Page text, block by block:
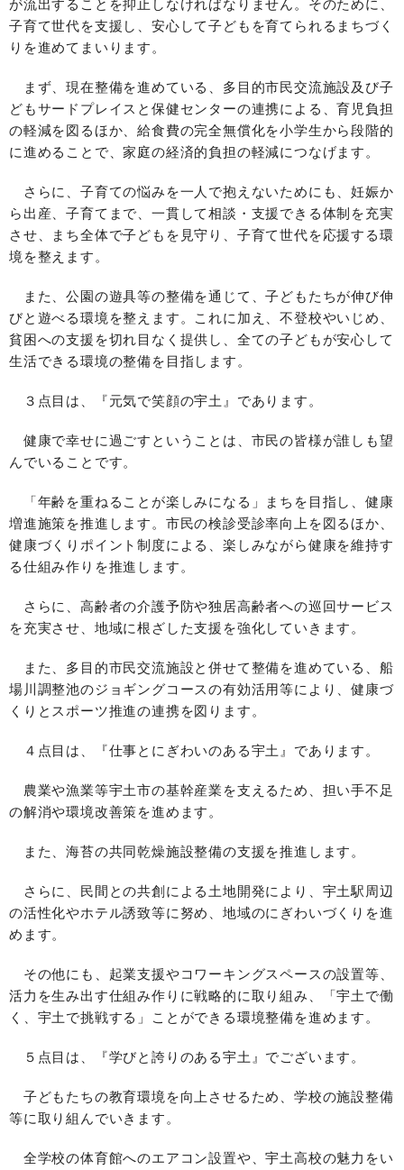
が流出することを抑止しなければなりません。そのために、
子育て世代を支援し、安心して子どもを育てられるまちづく
りを進めてまいります。
まず、現在整備を進めている、多目的市民交流施設及び子
どもサードプレイスと保健センターの連携による、育児負担
の軽減を図るほか、給食費の完全無償化を小学生から段階的
に進めることで、家庭の経済的負担の軽減につなげます。
さらに、子育ての悩みを一人で抱えないためにも、妊娠か
ら出産、子育てまで、一貫して相談・支援できる体制を充実
させ、まち全体で子どもを見守り、子育て世代を応援する環
境を整えます。
また、公園の遊具等の整備を通じて、子どもたちが伸び伸
びと遊べる環境を整えます。これに加え、不登校やいじめ、
貧困への支援を切れ目なく提供し、全ての子どもが安心して
生活できる環境の整備を目指します。
３点目は、『元気で笑顔の宇土』であります。
健康で幸せに過ごすということは、市民の皆様が誰しも望
んでいることです。
「年齢を重ねることが楽しみになる」まちを目指し、健康
増進施策を推進します。市民の検診受診率向上を図るほか、
健康づくりポイント制度による、楽しみながら健康を維持す
る仕組み作りを推進します。
さらに、高齢者の介護予防や独居高齢者への巡回サービス
を充実させ、地域に根ざした支援を強化していきます。
また、多目的市民交流施設と併せて整備を進めている、船
場川調整池のジョギングコースの有効活用等により、健康づ
くりとスポーツ推進の連携を図ります。
４点目は、『仕事とにぎわいのある宇土』であります。
農業や漁業等宇土市の基幹産業を支えるため、担い手不足
の解消や環境改善策を進めます。
また、海苔の共同乾燥施設整備の支援を推進します。
さらに、民間との共創による土地開発により、宇土駅周辺
の活性化やホテル誘致等に努め、地域のにぎわいづくりを進
めます。
その他にも、起業支援やコワーキングスペースの設置等、
活力を生み出す仕組み作りに戦略的に取り組み、「宇土で働
く、宇土で挑戦する」ことができる環境整備を進めます。
５点目は、『学びと誇りのある宇土』でございます。
子どもたちの教育環境を向上させるため、学校の施設整備
等に取り組んでいきます。
全学校の体育館へのエアコン設置や、宇土高校の魅力をい